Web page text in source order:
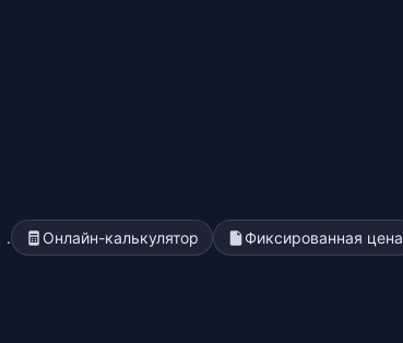
. Онлайн-калькулятор Фиксированная цена